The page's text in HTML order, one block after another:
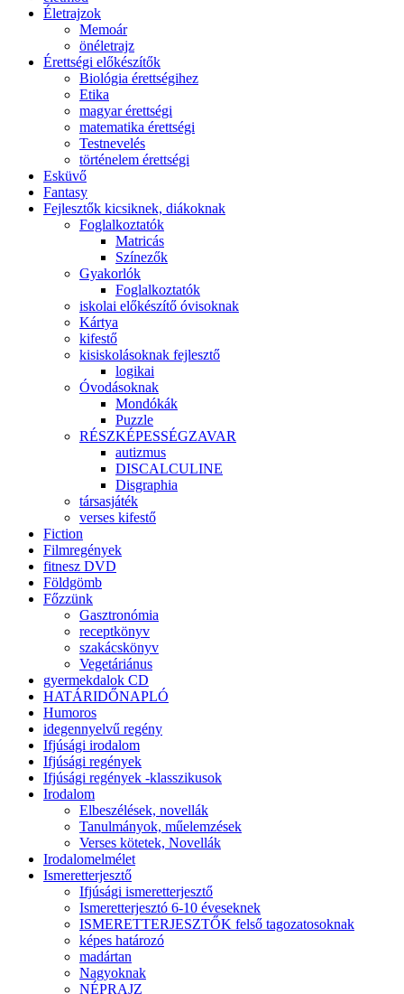
Életrajzok
Memoár
önéletrajz
Érettségi előkészítők
Biológia érettségihez
Etika
magyar érettségi
matematika érettségi
Testnevelés
történelem érettségi
Esküvő
Fantasy
Fejlesztők kicsiknek, diákoknak
Foglalkoztatók
Matricás
Színezők
Gyakorlók
Foglalkoztatók
iskolai előkészítő óvisoknak
Kártya
kifestő
kisiskolásoknak fejlesztő
logikai
Óvodásoknak
Mondókák
Puzzle
RÉSZKÉPESSÉGZAVAR
autizmus
DISCALCULINE
Disgraphia
társasjáték
verses kifestő
Fiction
Filmregények
fitnesz DVD
Földgömb
Főzzünk
Gasztronómia
receptkönyv
szakácskönyv
Vegetáriánus
gyermekdalok CD
HATÁRIDŐNAPLÓ
Humoros
idegennyelvű regény
Ifjúsági irodalom
Ifjúsági regények
Ifjúsági regények -klasszikusok
Irodalom
Elbeszélések, novellák
Tanulmányok, műelemzések
Verses kötetek, Novellák
Irodalomelmélet
Ismeretterjesztő
Ifjúsági ismeretterjesztő
Ismeretterjesztó 6-10 éveseknek
ISMERETTERJESZTŐK felső tagozatosoknak
képes határozó
madártan
Nagyoknak
NÉPRAJZ